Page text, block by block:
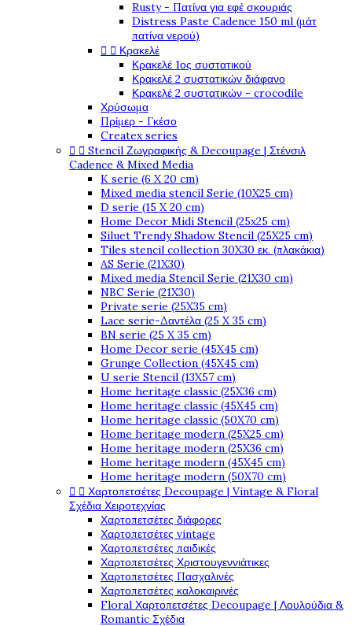
Rusty - Πατίνα για εφέ σκουριάς
Distress Paste Cadence 150 ml (μάτ
πατίνα νερού)
  Κρακελέ
Κρακελέ 1ος συστατικού
Κρακελέ 2 συστατικών διάφανο
Κρακελέ 2 συστατικών - crocodile
Χρύσωμα
Πρίμερ - Γκέσο
Createx series
  Stencil Ζωγραφικής & Decoupage | Στένσιλ
Cadence & Mixed Media
K serie (6 X 20 cm)
Mixed media stencil Serie (10X25 cm)
D serie (15 X 20 cm)
Home Decor Midi Stencil (25x25 cm)
Siluet Trendy Shadow Stencil (25X25 cm)
Tiles stencil collection 30X30 εκ. (πλακάκια)
AS Serie (21X30)
Mixed media Stencil Serie (21X30 cm)
NBC Serie (21X30)
Private serie (25X35 cm)
Lace serie-Δαντέλα (25 X 35 cm)
BN serie (25 X 35 cm)
Home Decor serie (45X45 cm)
Grunge Collection (45X45 cm)
U serie Stencil (13X57 cm)
Home heritage classic (25X36 cm)
Home heritage classic (45X45 cm)
Home heritage classic (50X70 cm)
Home heritage modern (25X25 cm)
Home heritage modern (25X36 cm)
Home heritage modern (45X45 cm)
Home heritage modern (50X70 cm)
  Χαρτοπετσέτες Decoupage | Vintage & Floral
Σχέδια Χειροτεχνίας
Χαρτοπετσέτες διάφορες
Χαρτοπετσέτες vintage
Χαρτοπετσέτες παιδικές
Χαρτοπετσέτες Χριστουγεννιάτικες
Χαρτοπετσέτες Πασχαλινές
Χαρτοπετσέτες καλοκαιρινές
Floral Χαρτοπετσέτες Decoupage | Λουλούδια &
Romantic Σχέδια